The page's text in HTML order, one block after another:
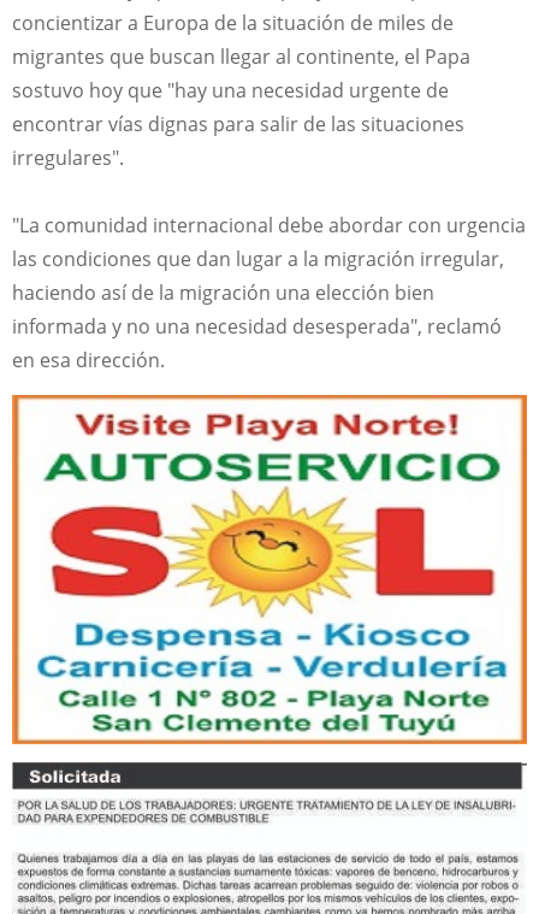
concientizar a Europa de la situación de miles de
migrantes que buscan llegar al continente, el Papa
sostuvo hoy que "hay una necesidad urgente de
encontrar vías dignas para salir de las situaciones
irregulares".
"La comunidad internacional debe abordar con urgencia
las condiciones que dan lugar a la migración irregular,
haciendo así de la migración una elección bien
informada y no una necesidad desesperada", reclamó
en esa dirección.